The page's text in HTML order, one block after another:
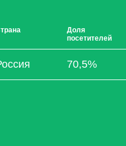
Доля
посетителей
70,5%